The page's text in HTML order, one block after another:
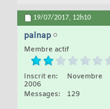
19/07/2017, 12h10
palnap
Membre actif
Inscrit en
Novembre
2006
Messages
129